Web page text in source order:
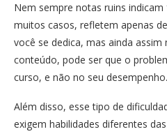
Nem sempre notas ruins indicam
muitos casos, refletem apenas
você se dedica, mas ainda
conteúdo, pode ser que o
curso, e não no seu desempenho.
Além disso, esse tipo de
exigem habilidades diferentes